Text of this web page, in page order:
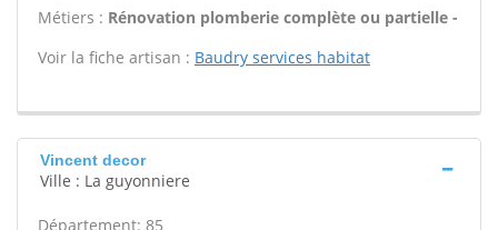
Métiers : Rénovation plomberie complète ou partielle -
Voir la fiche artisan : Baudry services habitat
Vincent decor
Ville : La guyonniere
Département: 85